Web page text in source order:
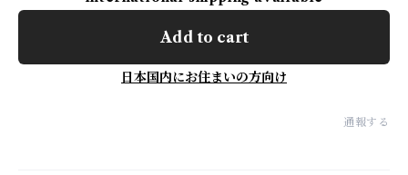
Add to cart
日本国内にお住まいの方向け
通報する